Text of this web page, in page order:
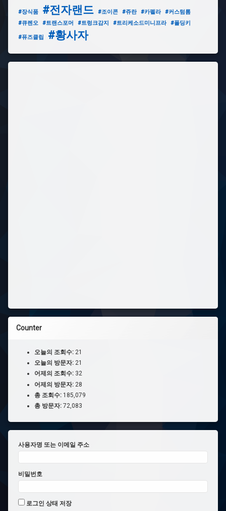
#장식품 #전자랜드 #조이콘 #쥬란 #카펠라
#커스텀롬
#큐렌오
#트랜스포머 #트렁크감지 #트리케소드미니프라 #폴딩키
#퓨즈클립 #황사자
Counter
오늘의 조회수: 21
오늘의 방문자: 21
어제의 조회수: 32
어제의 방문자: 28
총 조회수: 185,079
총 방문자: 72,083
사용자명 또는 이메일 주소
비밀번호
로그인 상태 저장